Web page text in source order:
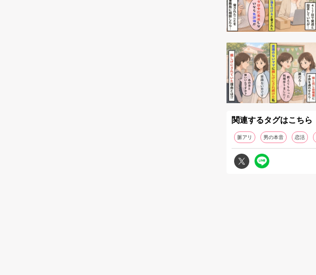
関連するタグはこちら
脈アリ 男の本音 恋活